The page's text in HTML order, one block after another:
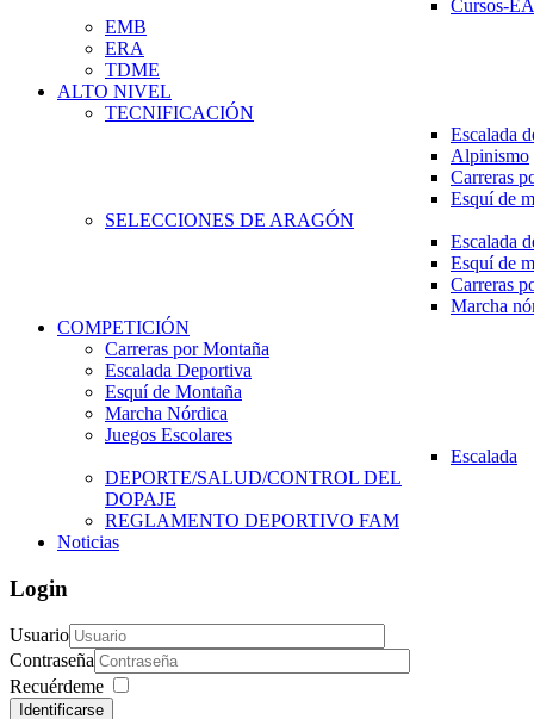
Cursos-
EMB
ERA
TDME
ALTO NIVEL
TECNIFICACIÓN
Escalada
Alpinismo
Carreras
Esquí de
SELECCIONES DE ARAGÓN
Escalada
Esquí de
Carreras
Marcha
COMPETICIÓN
Carreras por Montaña
Escalada Deportiva
Esquí de Montaña
Marcha Nórdica
Juegos Escolares
Escalada
DEPORTE/SALUD/CONTROL DEL
DOPAJE
REGLAMENTO DEPORTIVO FAM
Noticias
Login
Usuario
Contraseña
Recuérdeme
Identificarse